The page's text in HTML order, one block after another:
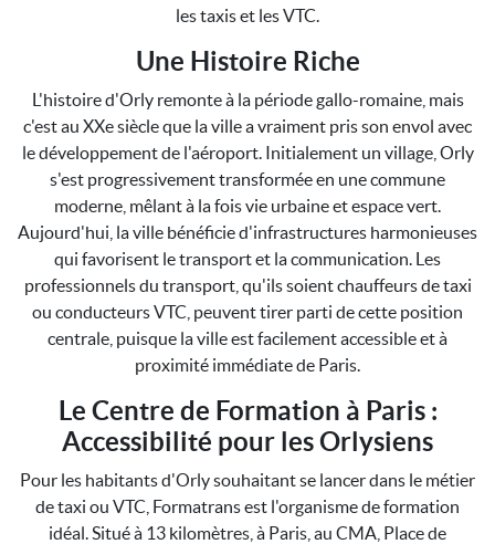
les taxis et les VTC.
Une Histoire Riche
L'histoire d'Orly remonte à la période gallo-romaine, mais
c'est au XXe siècle que la ville a vraiment pris son envol avec
le développement de l'aéroport. Initialement un village, Orly
s'est progressivement transformée en une commune
moderne, mêlant à la fois vie urbaine et espace vert.
Aujourd'hui, la ville bénéficie d'infrastructures harmonieuses
qui favorisent le transport et la communication. Les
professionnels du transport, qu'ils soient chauffeurs de taxi
ou conducteurs VTC, peuvent tirer parti de cette position
centrale, puisque la ville est facilement accessible et à
proximité immédiate de Paris.
Le Centre de Formation à Paris :
Accessibilité pour les Orlysiens
Pour les habitants d'Orly souhaitant se lancer dans le métier
de taxi ou VTC, Formatrans est l'organisme de formation
idéal. Situé à 13 kilomètres, à Paris, au CMA, Place de